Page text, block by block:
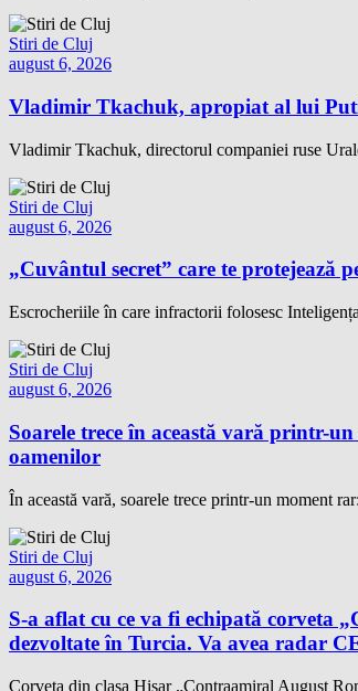
Stiri de Cluj
august 6, 2026
Vladimir Tkachuk, apropiat al lui
Vladimir Tkachuk, directorul companiei ruse
Stiri de Cluj
august 6, 2026
„Cuvântul secret” care te protejează
Escrocheriile în care infractorii folosesc
Stiri de Cluj
august 6, 2026
Soarele trece în această vară printr-
oamenilor
În această vară, soarele trece printr-un moment
Stiri de Cluj
august 6, 2026
S-a aflat cu ce va fi echipată corveta
dezvoltate în Turcia. Va avea radar
Corveta din clasa Hisar „Contraamiral August